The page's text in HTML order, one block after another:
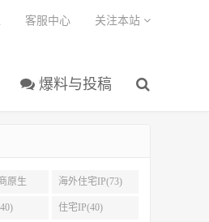
爆料与投稿
客服中心 关注本站
原生 海外住宅IP(73)
住宅IP(40)